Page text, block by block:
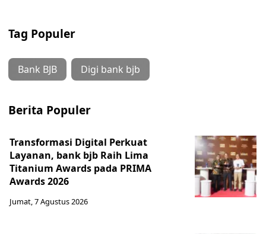
Tag Populer
Bank BJB Digi bank bjb
Berita Populer
Transformasi Digital Perkuat
Layanan, bank bjb Raih Lima
Titanium Awards pada PRIMA
Awards 2026
Jumat, 7 Agustus 2026